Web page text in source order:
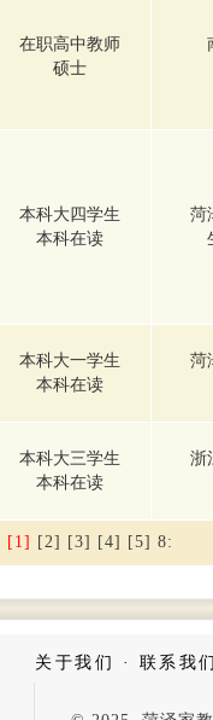
在职高中教师
硕士
本科大四学生
本科在读
菏
本科大一学生
本科在读
菏
本科大三学生
本科在读
浙
[1] [2] [3] [4] [5] 8:
关于我们 · 联系我们